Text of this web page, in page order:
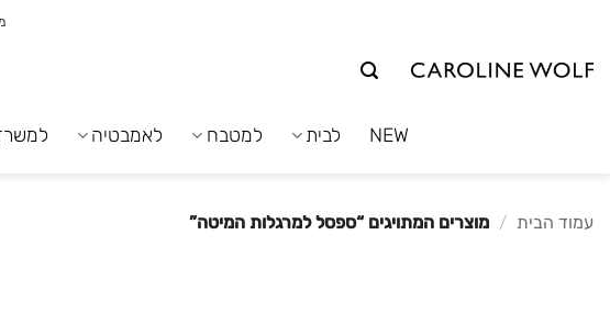
NEW לבית למטבח לאמבטיה
עמוד הבית / מוצרים המתויגים “ספסל למרגלות המיטה”